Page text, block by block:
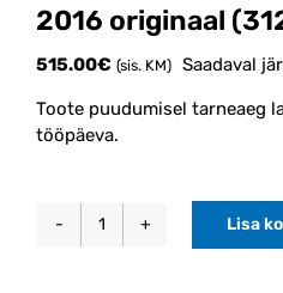
2016 originaal
515.00€ (sis. KM) Saadaval
Toote puudumisel tarneaeg
tööpäeva.
Parkimiskaamera
Lisa